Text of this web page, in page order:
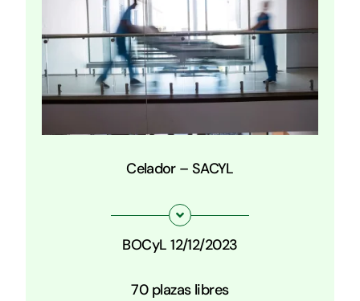
Celador – SACYL
BOCyL 12/12/2023
70 plazas libres